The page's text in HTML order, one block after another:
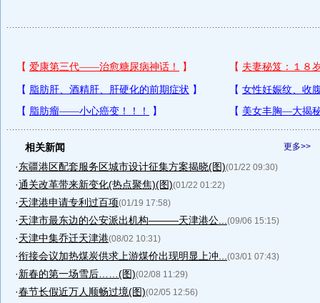
更多>>
相关新闻
·东疆港区配套服务区城市设计征集方案揭晓(图)(01/22 09:30)
·通关改革带来新变化(热点聚焦)(图)(01/22 01:22)
·天津港申请专利过百项(01/19 17:58)
·天津市最东边的公安派出机构———天津港公... (09/06 15:15)
·天津中集乔迁天津港(08/02 10:31)
·衔接会议加热煤炭供求上游煤价出现明显上冲... (03/01 07:43)
·新春的第一场雪后……(图)(02/08 11:29)
·春节长假近万人顺畅过境(图)(02/05 12:56)